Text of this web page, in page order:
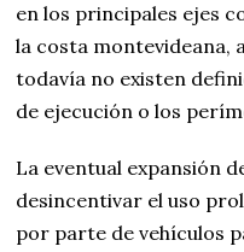
en los principales ejes
la costa montevideana,
todavía no existen
de ejecución o los
La eventual expansión
desincentivar el uso
por parte de vehículos